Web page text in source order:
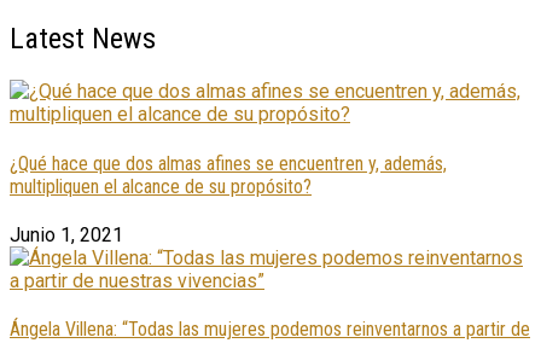
Latest News
¿Qué hace que dos almas afines se encuentren y, además,
multipliquen el alcance de su propósito?
Junio 1, 2021
Ángela Villena: “Todas las mujeres podemos reinventarnos a partir de